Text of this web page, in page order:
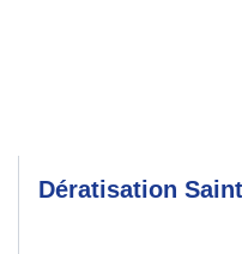
Dératisation